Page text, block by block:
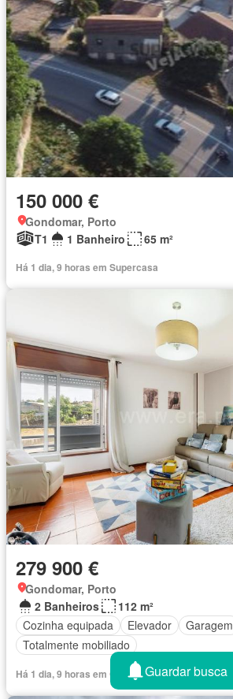
150 000 €
Gondomar, Porto
T1
1 Banheiro 65 m²
Há 1 dia, 9 horas em Supercasa
279 900 €
Gondomar, Porto
2 Banheiros
112 m²
Cozinha equipada
Elevador
Garagem
Totalmente mobiliado
Há 1 dia, 9 horas em Green-acresGuardar busca